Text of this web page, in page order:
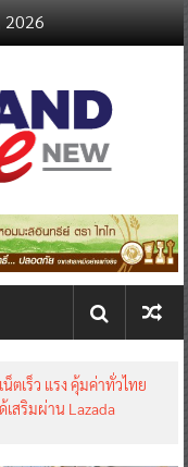
2026
ตเร็ว แรง คุ้มค่าทั่วไทย
เสริมผ่าน Lazada